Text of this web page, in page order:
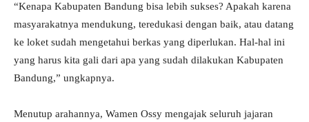
“Kenapa Kabupaten Bandung bisa lebih sukses? Apakah karena
masyarakatnya mendukung, teredukasi dengan baik, atau datang
ke loket sudah mengetahui berkas yang diperlukan. Hal-hal ini
yang harus kita gali dari apa yang sudah dilakukan Kabupaten
Bandung,” ungkapnya.
Menutup arahannya, Wamen Ossy mengajak seluruh jajaran